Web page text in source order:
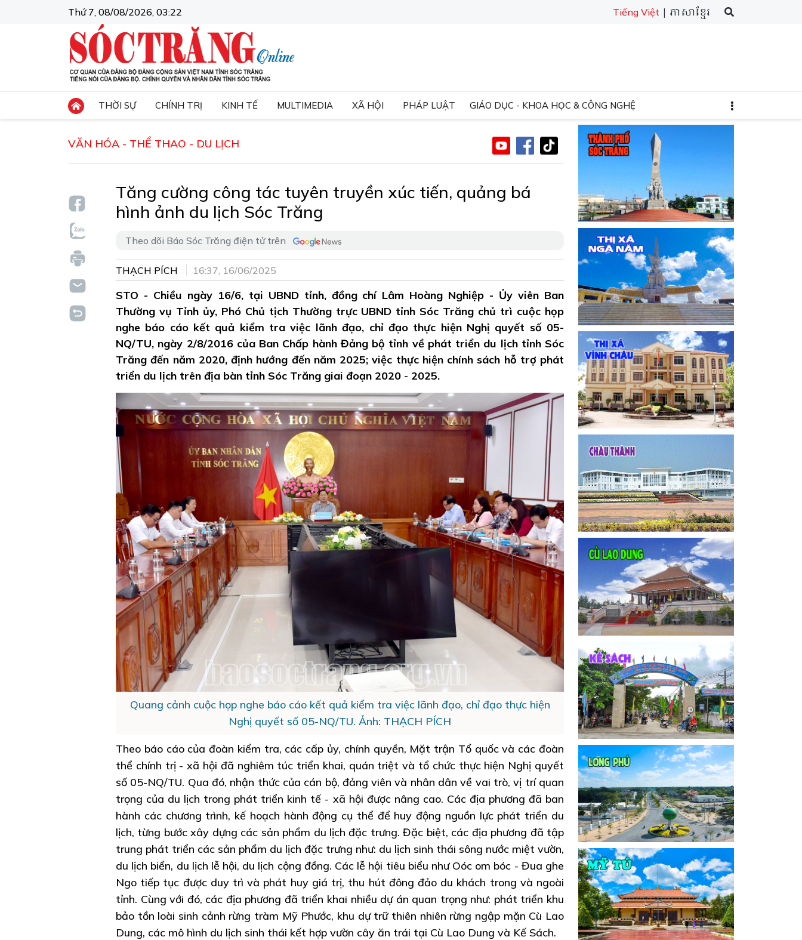
Thứ 7, 08/08/2026, 03:22 Tiếng Việt | ភាសាខ្មែរ
THỜI SỰ CHÍNH TRỊ KINH TẾ MULTIMEDIA XÃ HỘI PHÁP LUẬT GIÁO DỤC - KHOA HỌC & CÔNG NGHỆ
VĂN HÓA - THỂ THAO - DU LỊCH
Tăng cường công tác tuyên truyền xúc tiến, quảng bá
hình ảnh du lịch Sóc Trăng
Theo dõi Báo Sóc Trăng điện tử trên
THẠCH PÍCH 16:37, 16/06/2025
STO - Chiều ngày 16/6, tại UBND tỉnh, đồng chí Lâm Hoàng Nghiệp - Ủy viên Ban
Thường vụ Tỉnh ủy, Phó Chủ tịch Thường trực UBND tỉnh Sóc Trăng chủ trì cuộc họp
nghe báo cáo kết quả kiểm tra việc lãnh đạo, chỉ đạo thực hiện Nghị quyết số 05-
NQ/TU, ngày 2/8/2016 của Ban Chấp hành Đảng bộ tỉnh về phát triển du lịch tỉnh Sóc
Trăng đến năm 2020, định hướng đến năm 2025; việc thực hiện chính sách hỗ trợ phát
triển du lịch trên địa bàn tỉnh Sóc Trăng giai đoạn 2020 - 2025.
Quang cảnh cuộc họp nghe báo cáo kết quả kiểm tra việc lãnh đạo, chỉ đạo thực hiện
Nghị quyết số 05-NQ/TU. Ảnh: THẠCH PÍCH
Theo báo cáo của đoàn kiểm tra, các cấp ủy, chính quyền, Mặt trận Tổ quốc và các đoàn
thể chính trị - xã hội đã nghiêm túc triển khai, quán triệt và tổ chức thực hiện Nghị quyết
số 05-NQ/TU. Qua đó, nhận thức của cán bộ, đảng viên và nhân dân về vai trò, vị trí quan
trọng của du lịch trong phát triển kinh tế - xã hội được nâng cao. Các địa phương đã ban
hành các chương trình, kế hoạch hành động cụ thể để huy động nguồn lực phát triển du
lịch, từng bước xây dựng các sản phẩm du lịch đặc trưng. Đặc biệt, các địa phương đã tập
trung phát triển các sản phẩm du lịch đặc trưng như: du lịch sinh thái sông nước miệt vườn,
du lịch biển, du lịch lễ hội, du lịch cộng đồng. Các lễ hội tiêu biểu như Oóc om bóc - Đua ghe
Ngo tiếp tục được duy trì và phát huy giá trị, thu hút đông đảo du khách trong và ngoài
tỉnh. Cùng với đó, các địa phương đã triển khai nhiều dự án quan trọng như: phát triển khu
bảo tồn loài sinh cảnh rừng tràm Mỹ Phước, khu dự trữ thiên nhiên rừng ngập mặn Cù Lao
Dung, các mô hình du lịch sinh thái kết hợp vườn cây ăn trái tại Cù Lao Dung và Kế Sách.